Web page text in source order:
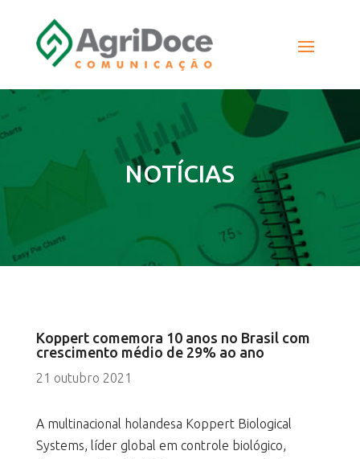
NOTÍCIAS
Koppert comemora 10 anos no Brasil com
crescimento médio de 29% ao ano
21 outubro 2021
A multinacional holandesa Koppert Biological
Systems, líder global em controle biológico,